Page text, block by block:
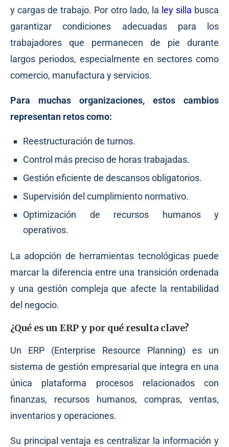
y cargas de trabajo. Por otro lado, la ley silla busca
garantizar condiciones adecuadas para los
trabajadores que permanecen de pie durante
largos periodos, especialmente en sectores como
comercio, manufactura y servicios.
Para muchas organizaciones, estos cambios
representan retos como:
Reestructuración de turnos.
Control más preciso de horas trabajadas.
Gestión eficiente de descansos obligatorios.
Supervisión del cumplimiento normativo.
Optimización de recursos humanos y
operativos.
La adopción de herramientas tecnológicas puede
marcar la diferencia entre una transición ordenada
y una gestión compleja que afecte la rentabilidad
del negocio.
¿Qué es un ERP y por qué resulta clave?
Un ERP (Enterprise Resource Planning) es un
sistema de gestión empresarial que integra en una
única plataforma procesos relacionados con
finanzas, recursos humanos, compras, ventas,
inventarios y operaciones.
Su principal ventaja es centralizar la información y